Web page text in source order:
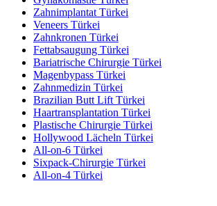
Zahnimplantat Türkei
Veneers Türkei
Zahnkronen Türkei
Fettabsaugung Türkei
Bariatrische Chirurgie Türkei
Magenbypass Türkei
Zahnmedizin Türkei
Brazilian Butt Lift Türkei
Haartransplantation Türkei
Plastische Chirurgie Türkei
Hollywood Lächeln Türkei
All-on-6 Türkei
Sixpack-Chirurgie Türkei
All-on-4 Türkei